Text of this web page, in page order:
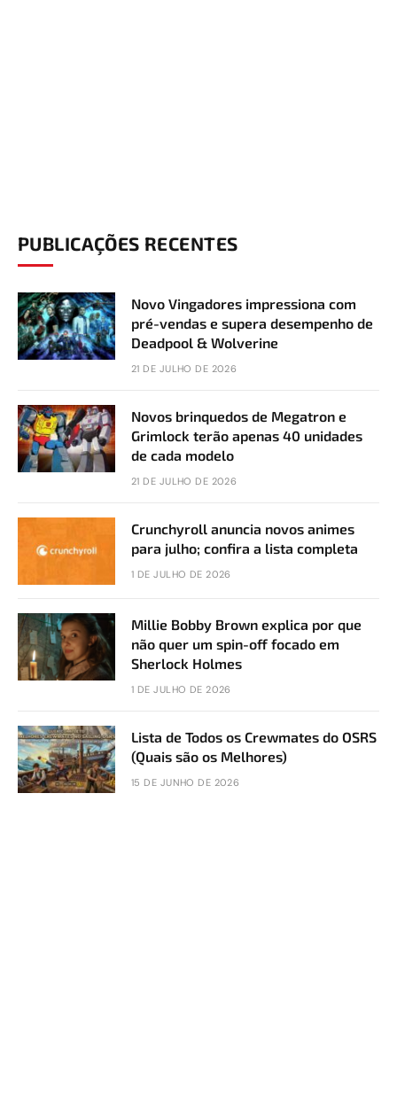
PUBLICAÇÕES RECENTES
Novo Vingadores impressiona com
pré-vendas e supera desempenho de
Deadpool & Wolverine
21 DE JULHO DE 2026
Novos brinquedos de Megatron e
Grimlock terão apenas 40 unidades
de cada modelo
21 DE JULHO DE 2026
Crunchyroll anuncia novos animes
para julho; confira a lista completa
1 DE JULHO DE 2026
Millie Bobby Brown explica por que
não quer um spin-off focado em
Sherlock Holmes
1 DE JULHO DE 2026
Lista de Todos os Crewmates do OSRS
(Quais são os Melhores)
15 DE JUNHO DE 2026